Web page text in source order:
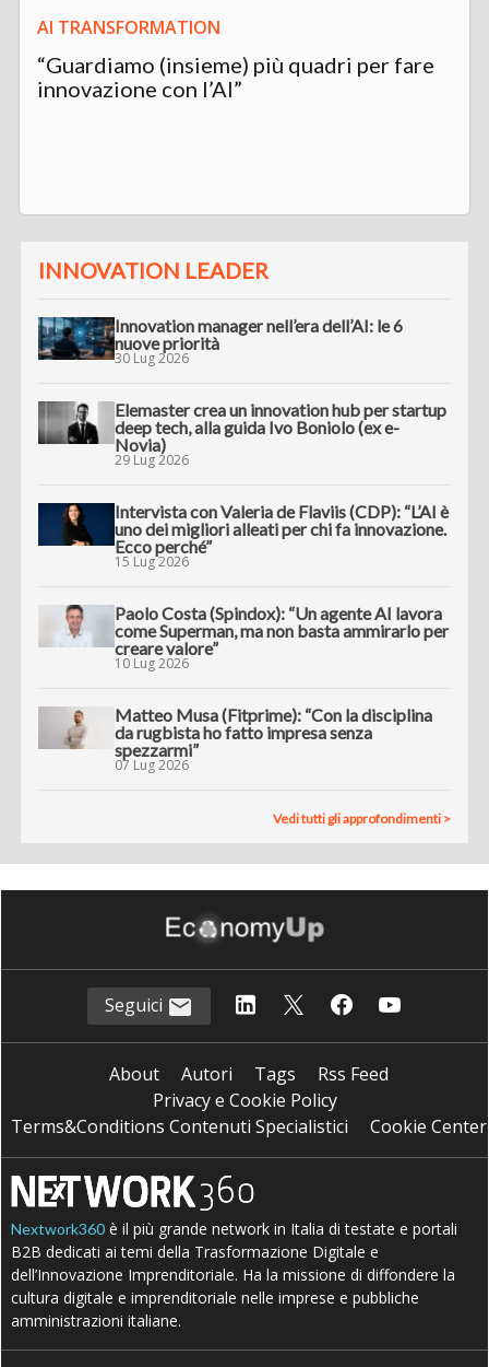
AI TRANSFORMATION
“Guardiamo (insieme) più quadri per fare
innovazione con l’AI”
INNOVATION LEADER
Innovation manager nell’era dell’AI: le 6
nuove priorità
30 Lug 2026
Elemaster crea un innovation hub per startup
deep tech, alla guida Ivo Boniolo (ex e-
Novia)
29 Lug 2026
Intervista con Valeria de Flaviis (CDP): “L’AI è
uno dei migliori alleati per chi fa innovazione.
Ecco perché”
15 Lug 2026
Paolo Costa (Spindox): “Un agente AI lavora
come Superman, ma non basta ammirarlo per
creare valore”
10 Lug 2026
Matteo Musa (Fitprime): “Con la disciplina
da rugbista ho fatto impresa senza
spezzarmi”
07 Lug 2026
Vedi tutti gli approfondimenti >
Seguici
About Autori Tags
Rss Feed
Privacy e Cookie Policy
Terms&Conditions Contenuti Specialistici
Cookie Center
Nextwork360 è il più grande network in Italia di testate e portali
B2B dedicati ai temi della Trasformazione Digitale e
dell’Innovazione Imprenditoriale. Ha la missione di diffondere la
cultura digitale e imprenditoriale nelle imprese e pubbliche
amministrazioni italiane.